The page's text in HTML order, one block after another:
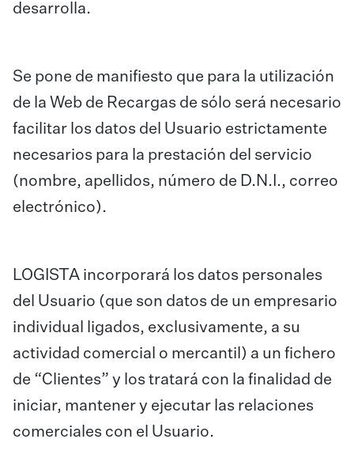
desarrolla.
Se pone de manifiesto que para la utilización
de la Web de Recargas de sólo será necesario
facilitar los datos del Usuario estrictamente
necesarios para la prestación del servicio
(nombre, apellidos, número de D.N.I., correo
electrónico).
LOGISTA incorporará los datos personales
del Usuario (que son datos de un empresario
individual ligados, exclusivamente, a su
actividad comercial o mercantil) a un fichero
de “Clientes” y los tratará con la finalidad de
iniciar, mantener y ejecutar las relaciones
comerciales con el Usuario.